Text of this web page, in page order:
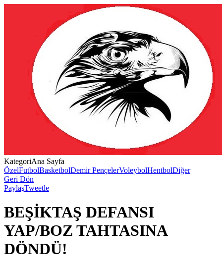
KategoriAna Sayfa
ÖzelFutbolBasketbolDemir PençelerVoleybolHentbolDiğer
Geri Dön
PaylaşTweetle
BEŞİKTAŞ DEFANSI
YAP/BOZ TAHTASINA
DÖNDÜ!